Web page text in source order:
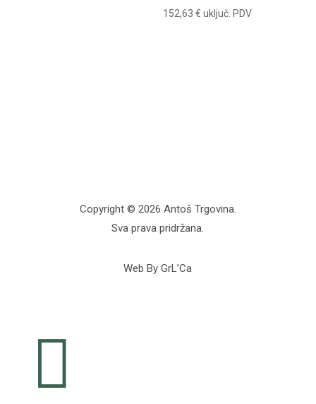
152,63€ uključ. PDV
Copyright © 2026 Antoš Trgovina.
Sva prava pridržana.
Web By GrL’Ca
